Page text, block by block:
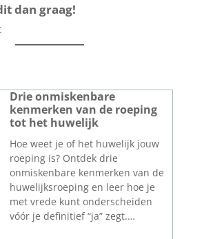
dan graag!
Drie onmiskenbare
kenmerken van de roeping
tot het huwelijk
Hoe weet je of het huwelijk jouw
roeping is? Ontdek drie
onmiskenbare kenmerken van de
huwelijksroeping en leer hoe je
met vrede kunt onderscheiden
vóór je definitief “ja” zegt.…